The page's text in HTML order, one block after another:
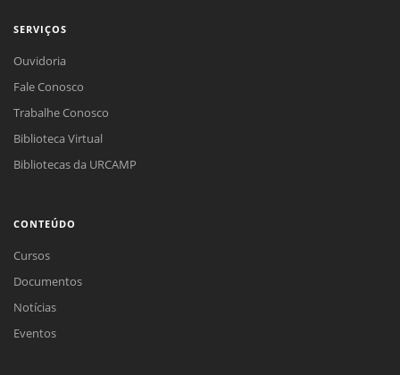
SERVIÇOS
Ouvidoria
Fale Conosco
Trabalhe Conosco
Biblioteca Virtual
Bibliotecas da URCAMP
CONTEÚDO
Cursos
Documentos
Notícias
Eventos